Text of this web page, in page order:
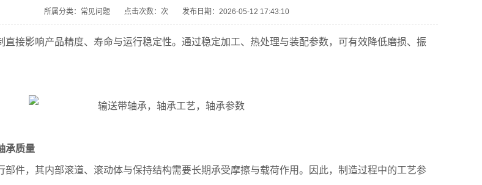
所属分类：常见问题 点击次数： 次 发布日期：2026-05-12 17:43:10
直接影响产品精度、寿命与运行稳定性。通过稳定加工、热处理与装配参数，可有效降低磨损、振
承质量
部件，其内部滚道、滚动体与保持结构需要长期承受摩擦与载荷作用。因此，制造过程中的工艺参